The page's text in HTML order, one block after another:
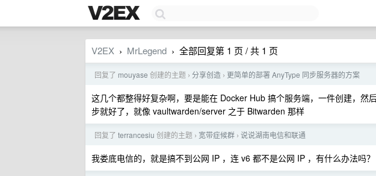
V2EX › MrLegend › 全部回复第 1 页 / 共 1 页
回复了 mouyase 创建的主题 › 分享创造 › 更简单的部署 AnyType 同步服务器的方案
这几个都整得好复杂啊，要是能在 Docker Hub 搞个服务端，一件创建，然
步就好了，就像 vaultwarden/server 之于 Bitwarden 那样
回复了 terrancesiu 创建的主题 › 宽带症候群 › 说说湖南电信和联通
我娄底电信的，就是搞不到公网 IP ，连 v6 都不是公网 IP ，有什么办法吗？